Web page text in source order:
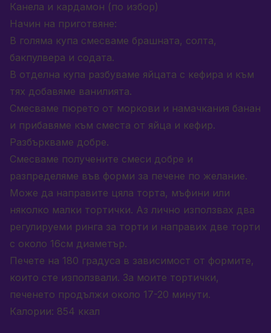
Канела и кардамон (по избор)
Начин на приготвяне:
В голяма купа смесваме брашната, солта,
бакпулвера и содата.
В отделна купа разбуваме яйцата с кефира и към
тях добавяме ванилията.
Смесваме пюрето от моркови и намачкания банан
и прибавяме към сместа от яйца и кефир.
Разбъркваме добре.
Смесваме получените смеси добре и
разпределяме във форми за печене по желаниe.
Може да направите цяла торта, мъфини или
няколко малки тортички. Аз лично използвах два
регулируеми ринга за торти и направих две торти
с около 16см диаметър.
Печете на 180 градуса в зависимост от формите,
които сте използвали. За моите тортички,
печенето продължи около 17-20 минути.
Калории: 854 ккал